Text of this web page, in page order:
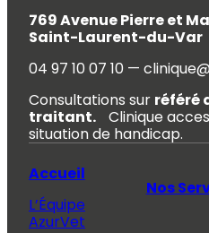
769 Avenue Pierre et
Saint-Laurent-du-Var
04 97 10 07 10 —
Consultations sur référé
traitant. Clinique
situation de handicap.
Accueil
L’Équipe
AzurVet
Nos